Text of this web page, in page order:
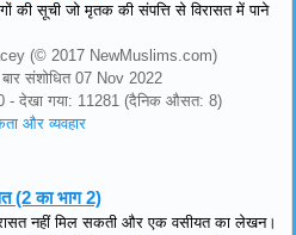
की सूची जो मृतक की संपत्ति से विरासत में पाने
(© 2017 NewMuslims.com)
संशोधित 07 Nov 2022
- देखा गया: 11281 (दैनिक औसत: 8)
और व्यवहार
(2 का भाग 2)
विरासत नहीं मिल सकती और एक वसीयत का लेखन।